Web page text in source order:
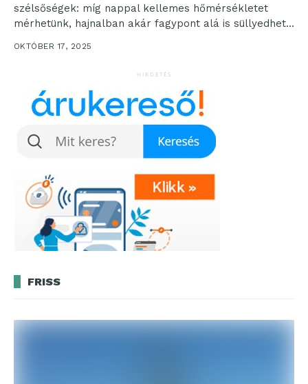
szélsőségek: míg nappal kellemes hőmérsékletet
mérhetünk, hajnalban akár fagypont alá is süllyedhet
a hőmérséklet. Ez...
OKTÓBER 17, 2025
HIRDETÉS
FRISS